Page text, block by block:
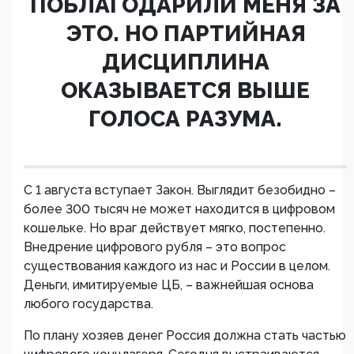
ЭТО. НО ПАРТИЙНАЯ
ДИСЦИПЛИНА
ОКАЗЫВАЕТСЯ ВЫШЕ
ГОЛОСА РАЗУМА.
С 1 августа вступает Закон. Выглядит безобидно –
более 300 тысяч не может находится в цифровом
кошельке. Но враг действует мягко, постепенно.
Внедрение цифрового рубля – это вопрос
существования каждого из нас и России в целом.
Деньги, имитируемые ЦБ, – важнейшая основа
любого государства.
По плану хозяев денег Россия должна стать частью